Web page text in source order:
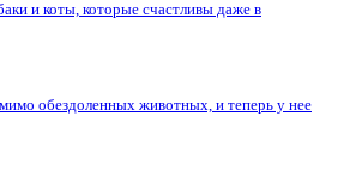
и коты, которые счастливы даже в
обездоленных животных, и теперь у нее